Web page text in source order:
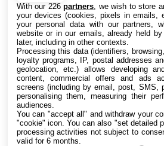
QWERTY UK -
PIONEER PLX-
vinyle à
vitesses (33-
pre-ampli
385€ 349€
Asus RT-
Double Bande
Client VPN,
d'accès et
50€ 40€
Panasonic KX-
Sans fil
Française]
With our 226partners , we wish to store
your devices (cookies, pixels in emails,
your personal data with our partners,
website or in our emails, already held
later, including in other contexts.
Processing this data (identifiers,
loyalty programs, IP, postal addresses
geolocation, etc.) allows developing
content, commercial offers and ads
screens (including by email, post, SMS,
personalising them, measuring their
audiences.
You can "accept all" and withdraw your
"cookie" icon. You can also "set detailed
processing activities not subject to
valid for 6 months.